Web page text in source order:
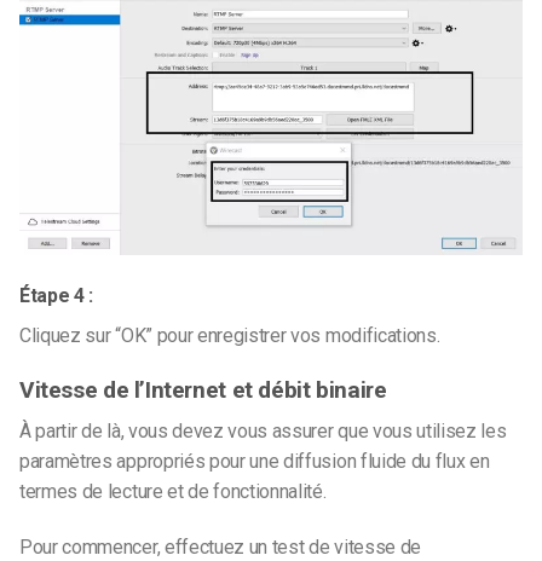
Étape 4 :
Cliquez sur “OK” pour enregistrer vos modifications.
Vitesse de l’Internet et débit binaire
À partir de là, vous devez vous assurer que vous utilisez les
paramètres appropriés pour une diffusion fluide du flux en
termes de lecture et de fonctionnalité.
Pour commencer, effectuez un test de vitesse de